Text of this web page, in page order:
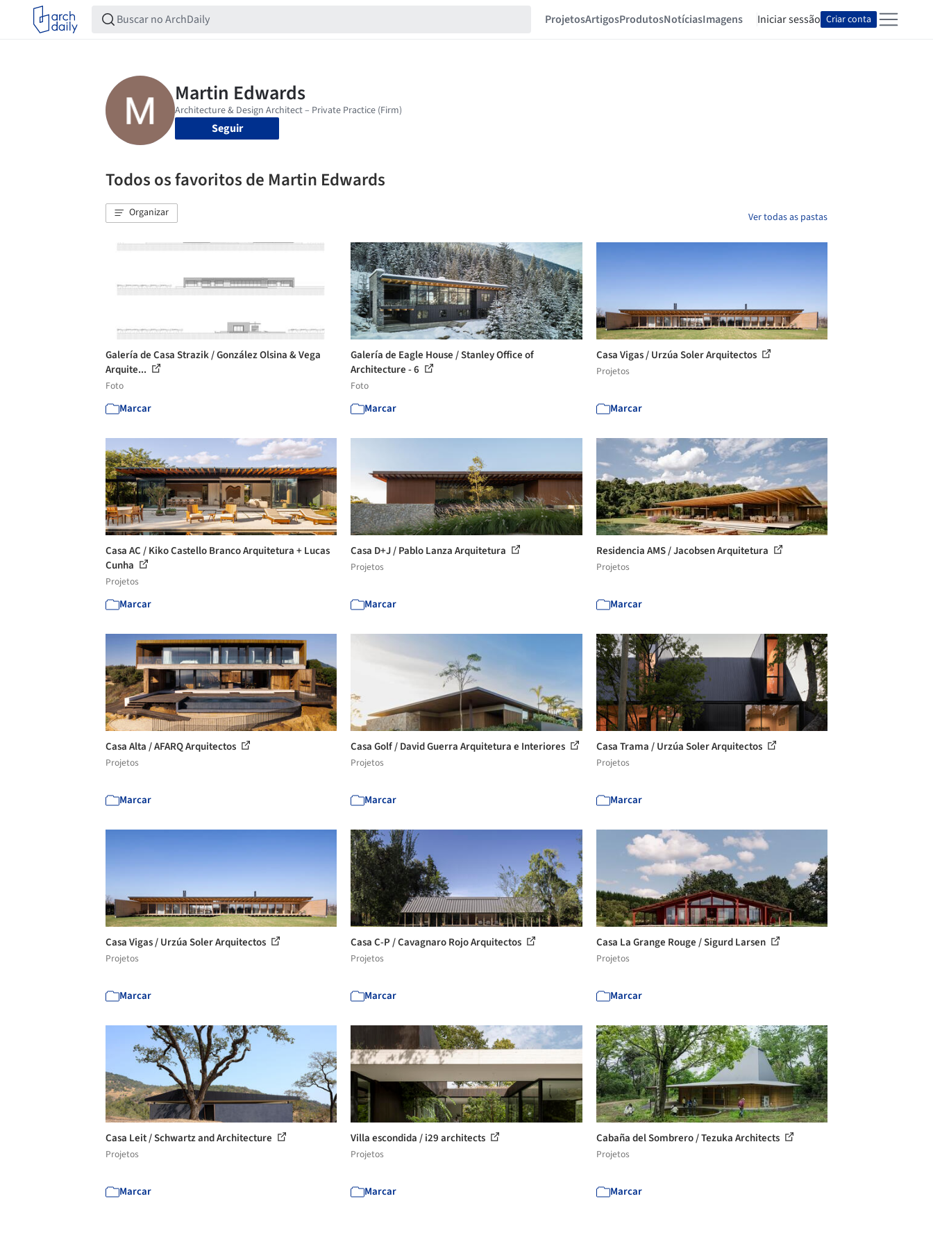
ProjetosArtigosProdutosNotíciasImagens Iniciar sessão Criar conta
Seguir
Todos os favoritos de Martin Edwards
Organizar Ver todas as pastas
Galería de Casa Strazik / González Olsina & Vega
Arquite...
Foto
Marcar
Galería de Eagle House / Stanley Office of
Architecture - 6
Foto
Marcar
Casa Vigas / Urzúa Soler Arquitectos
Projetos
Marcar
Casa AC / Kiko Castello Branco Arquitetura + Lucas
Cunha
Projetos
Marcar
Casa D+J / Pablo Lanza Arquitetura
Projetos
Marcar
Residencia AMS / Jacobsen Arquitetura
Projetos
Marcar
Casa Alta / AFARQ Arquitectos
Projetos
Marcar
Casa Golf / David Guerra Arquitetura e Interiores
Projetos
Marcar
Casa Trama / Urzúa Soler Arquitectos
Projetos
Marcar
Casa Vigas / Urzúa Soler Arquitectos
Projetos
Marcar
Casa C-P / Cavagnaro Rojo Arquitectos
Projetos
Marcar
Casa La Grange Rouge / Sigurd Larsen
Projetos
Marcar
Casa Leit / Schwartz and Architecture
Projetos
Marcar
Villa escondida / i29 architects
Projetos
Marcar
Cabaña del Sombrero / Tezuka Architects
Projetos
Marcar